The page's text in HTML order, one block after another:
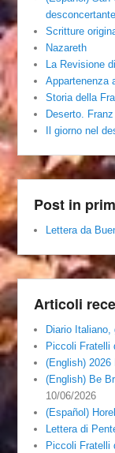
desconcertante
Scritture
Nazareth
La Revisione
Appartenenza
Storia della
Deserto.
Il giorno nel
Post in
Lettera da
Articoli
Diario Italiano,
Piccoli Fratelli
(English) 2026
(English) Be
10/06/2026
(Español)
Lettera di
Piccoli Fratelli